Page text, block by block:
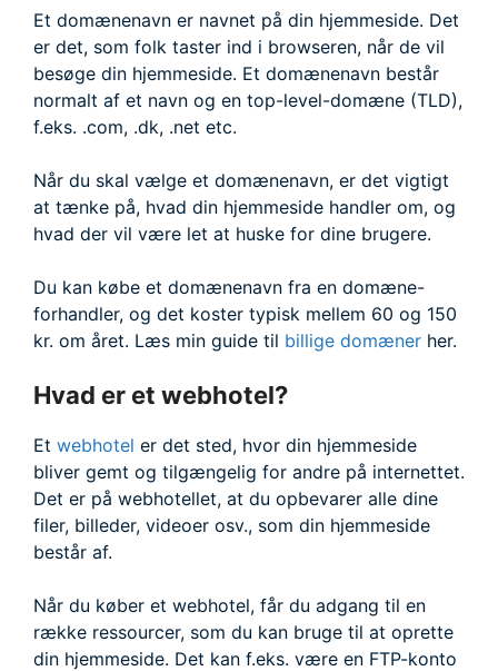
Et domænenavn er navnet på din hjemmeside. Det
er det, som folk taster ind i browseren, når de vil
besøge din hjemmeside. Et domænenavn består
normalt af et navn og en top-level-domæne (TLD),
f.eks. .com, .dk, .net etc.
Når du skal vælge et domænenavn, er det vigtigt
at tænke på, hvad din hjemmeside handler om, og
hvad der vil være let at huske for dine brugere.
Du kan købe et domænenavn fra en domæne-
forhandler, og det koster typisk mellem 60 og 150
kr. om året. Læs min guide til billige domæner her.
Hvad er et webhotel?
Et webhotel er det sted, hvor din hjemmeside
bliver gemt og tilgængelig for andre på internettet.
Det er på webhotellet, at du opbevarer alle dine
filer, billeder, videoer osv., som din hjemmeside
består af.
Når du køber et webhotel, får du adgang til en
række ressourcer, som du kan bruge til at oprette
din hjemmeside. Det kan f.eks. være en FTP-konto